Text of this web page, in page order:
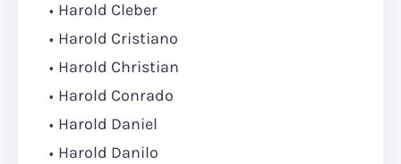
Harold Cleber
Harold Cristiano
Harold Christian
Harold Conrado
Harold Daniel
Harold Danilo